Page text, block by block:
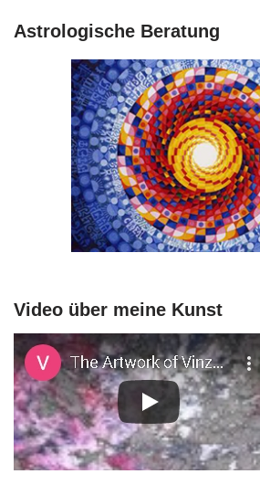
Astrologische Beratung
Video über meine Kunst